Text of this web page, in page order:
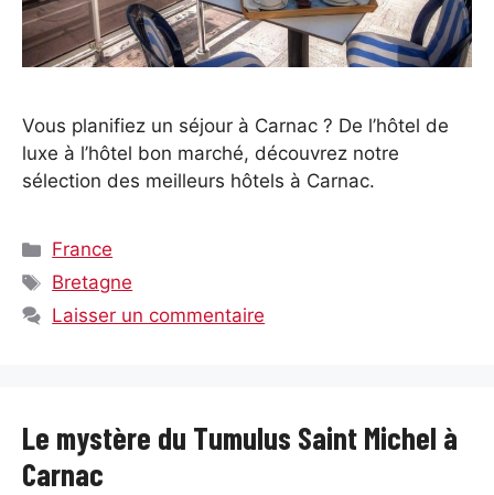
Vous planifiez un séjour à Carnac ? De l’hôtel de
luxe à l’hôtel bon marché, découvrez notre
sélection des meilleurs hôtels à Carnac.
Catégories
France
Étiquettes
Bretagne
Laisser un commentaire
Le mystère du Tumulus Saint Michel à
Carnac